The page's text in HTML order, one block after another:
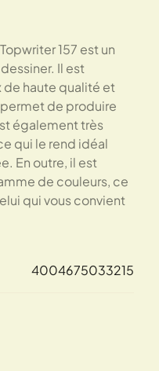
157 est un
Il est
haute qualité et
de produire
également très
qui le rend idéal
En outre, il est
de couleurs, ce
qui vous convient
4004675033215